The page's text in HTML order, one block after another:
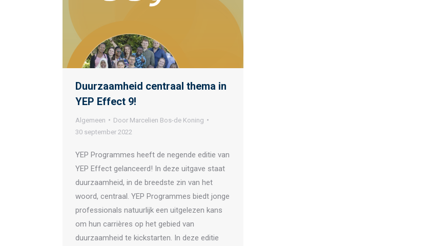
Duurzaamheid centraal thema in
YEP Effect 9!
Algemeen Door Marcelien Bos-de Koning
30 september 2022
YEP Programmes heeft de negende editie van
YEP Effect gelanceerd! In deze uitgave staat
duurzaamheid, in de breedste zin van het
woord, centraal. YEP Programmes biedt jonge
professionals natuurlijk een uitgelezen kans
om hun carrières op het gebied van
duurzaamheid te kickstarten. In deze editie